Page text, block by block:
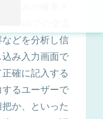
どを分析し信
み入力画面で
確に記入する
るユーザーで
か、といった